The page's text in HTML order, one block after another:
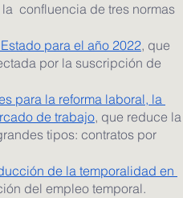
confluencia de tres normas
para el año 2022, que
por la suscripción de
para la reforma laboral, la
de trabajo, que reduce la
tipos: contratos por
de la temporalidad en
del empleo temporal.